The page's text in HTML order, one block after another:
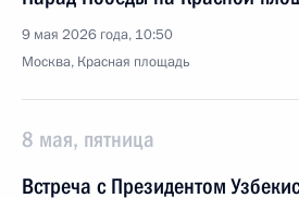
9 мая 2026 года, 10:50
Москва, Красная площадь
8 мая, пятница
Встреча с Президентом